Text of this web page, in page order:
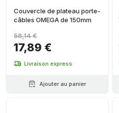
Couvercle de plateau porte-
câbles OMEGA de 150mm
17,89 €
58,14 €
Livraison express
Ajouter au panier